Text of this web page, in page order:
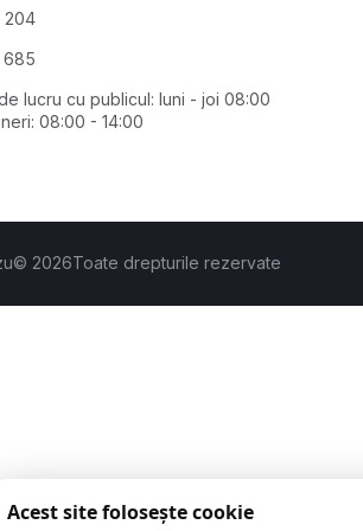
204
685
lucru cu publicul: luni - joi 08:00
08:00 - 14:00
© 2026Toate drepturile rezervate
Acest site folosește cookie